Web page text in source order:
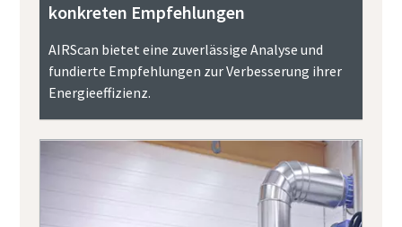
konkreten Empfehlungen
AIRScan bietet eine zuverlässige Analyse und
fundierte Empfehlungen zur Verbesserung ihrer
Energieeffizienz.